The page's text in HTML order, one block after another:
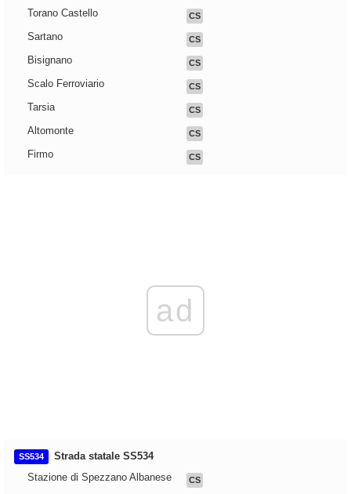
Torano Castello CS
Sartano CS
Bisignano CS
Scalo Ferroviario CS
Tarsia CS
Altomonte CS
Firmo CS
ad
SS534
Strada statale SS534
Stazione di Spezzano Albanese
CS